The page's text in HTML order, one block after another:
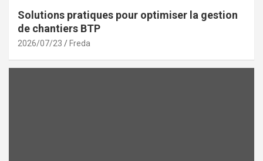
Solutions pratiques pour optimiser la gestion
de chantiers BTP
2026/07/23 Freda